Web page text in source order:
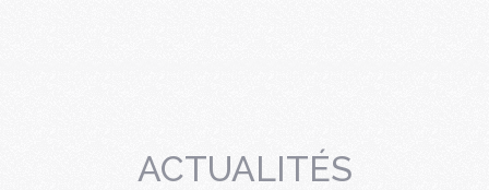
ACTUALITÉS